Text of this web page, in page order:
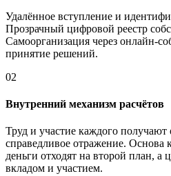
Удалённое вступление и
Прозрачный цифровой реестр
Самоорганизация через онлайн-
принятие решений.
02
Внутренний механизм расчётов
Труд и участие каждого
справедливое отражение. Основа
деньги отходят на второй план, а
вкладом и участием.